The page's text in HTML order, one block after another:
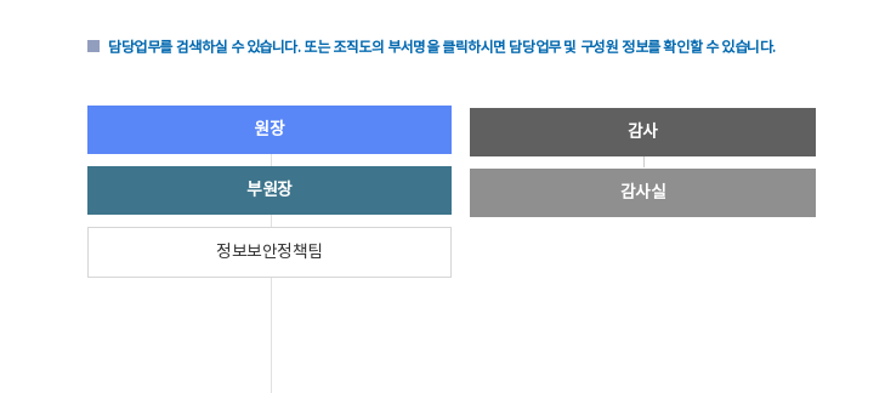
담당업무를 검색하실 수 있습니다. 또는 조직도의 부서명을 클릭하시면 담당업무 및 구성원 정보를 확인할 수 있습니다.
원장
부원장
정보보안정책팀
감사
감사실